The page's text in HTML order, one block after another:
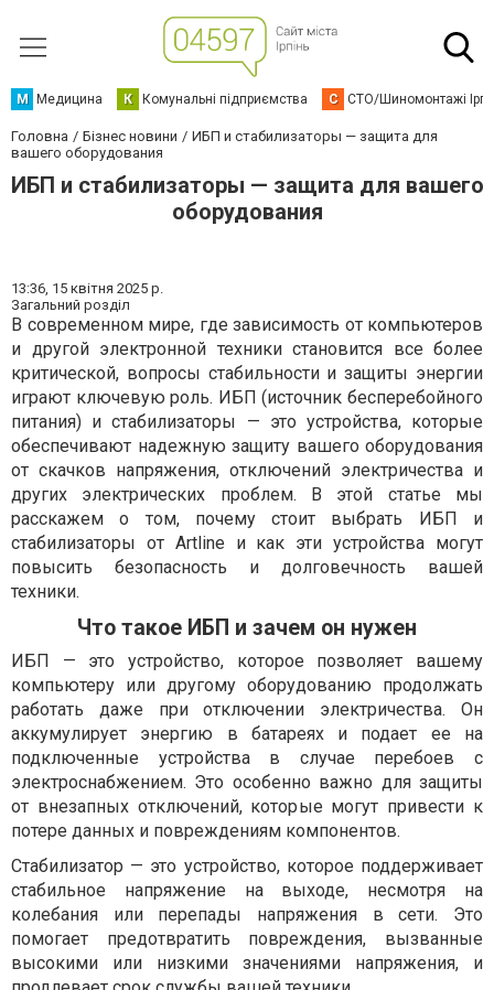
М Медицина К Комунальні підприємства С СТО/Шиномонтажі
Головна Бізнес новини
ИБП и стабилизаторы — защита для
вашего оборудования
ИБП и стабилизаторы — защита для вашего
оборудования
13:36, 15 квітня 2025 р.
Загальний розділ
В современном мире, где зависимость от компьютеров
и другой электронной техники становится все более
критической, вопросы стабильности и защиты энергии
играют ключевую роль. ИБП (источник бесперебойного
питания) и стабилизаторы — это устройства, которые
обеспечивают надежную защиту вашего оборудования
от скачков напряжения, отключений электричества и
других электрических проблем. В этой статье мы
расскажем о том, почему стоит выбрать ИБП и
стабилизаторы от Artline и как эти устройства могут
повысить безопасность и долговечность вашей
техники.
Что такое ИБП и зачем он нужен
ИБП — это устройство, которое позволяет вашему
компьютеру или другому оборудованию продолжать
работать даже при отключении электричества. Он
аккумулирует энергию в батареях и подает ее на
подключенные устройства в случае перебоев с
электроснабжением. Это особенно важно для защиты
от внезапных отключений, которые могут привести к
потере данных и повреждениям компонентов.
Стабилизатор — это устройство, которое поддерживает
стабильное напряжение на выходе, несмотря на
колебания или перепады напряжения в сети. Это
помогает предотвратить повреждения, вызванные
высокими или низкими значениями напряжения, и